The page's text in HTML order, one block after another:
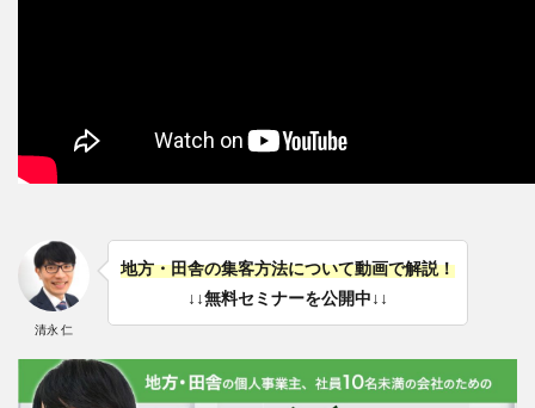
清永 仁
地方・田舎の集客方法について動画で解説！
↓↓無料セミナーを公開中↓↓